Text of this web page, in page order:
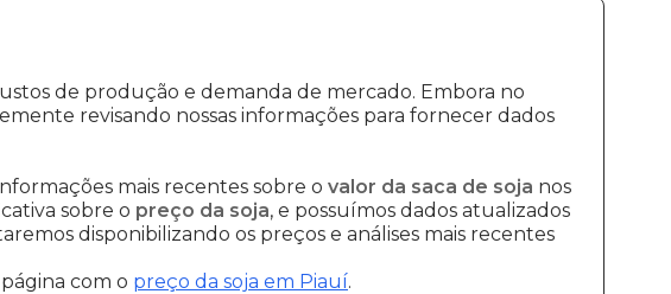
de produção e demanda de mercado. Embora no
revisando nossas informações para fornecer dados
mais recentes sobre o valor da saca de soja nos
sobre o preço da soja, e possuímos dados atualizados
disponibilizando os preços e análises mais recentes
com o preço da soja em Piauí.